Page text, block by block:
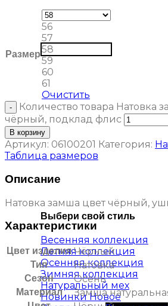
Выбери свой стиль
Весенняя коллекция
Летняя коллекция
Осенняя коллекция
Зимняя коллекция
Натуральный мех
Новинки
Размер
56
57
58
59
60
61
Очистить
Количество товара Натовка
чёрный, подклад флис
В корзину
Артикул: 06100201 Категория:
Таблица размеров
Описание
Натовка замша цвет чёрный,
Характеристики
Цвет изделия Чёрный
Тип Натовка
Сезон Осень
Материал Замша